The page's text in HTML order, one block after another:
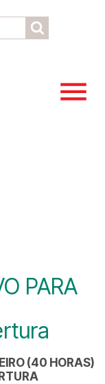
PARA
(40 HORAS)